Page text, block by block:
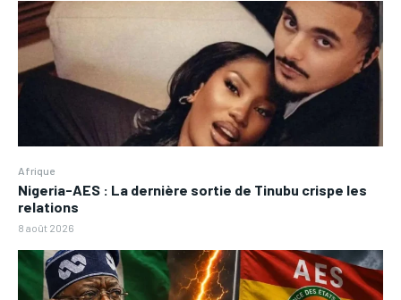
Afrique
Nigeria-AES : La dernière sortie de Tinubu crispe les
relations
8 août 2026